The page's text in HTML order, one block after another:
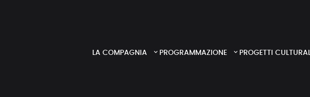
LA COMPAGNIA PROGRAMMAZIONE PROGETTI CULTURALI